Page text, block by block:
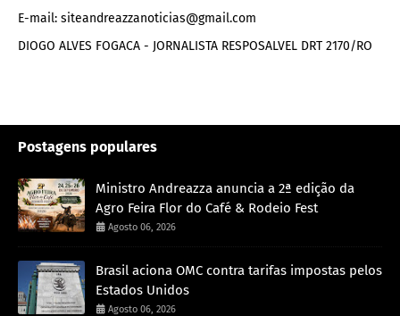
E-mail: siteandreazzanoticias@gmail.com
DIOGO ALVES FOGACA - JORNALISTA RESPOSALVEL DRT 2170/RO
Postagens populares
Ministro Andreazza anuncia a 2ª edição da
Agro Feira Flor do Café & Rodeio Fest
Agosto 06, 2026
Brasil aciona OMC contra tarifas impostas pelos
Estados Unidos
Agosto 06, 2026